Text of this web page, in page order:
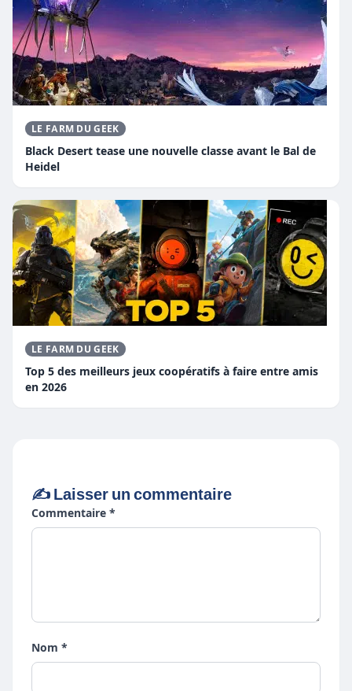
LE FARM DU GEEK
Black Desert tease une nouvelle classe avant le Bal de
Heidel
LE FARM DU GEEK
Top 5 des meilleurs jeux coopératifs à faire entre amis
en 2026
✍️ Laisser un commentaire
Commentaire *
Nom *